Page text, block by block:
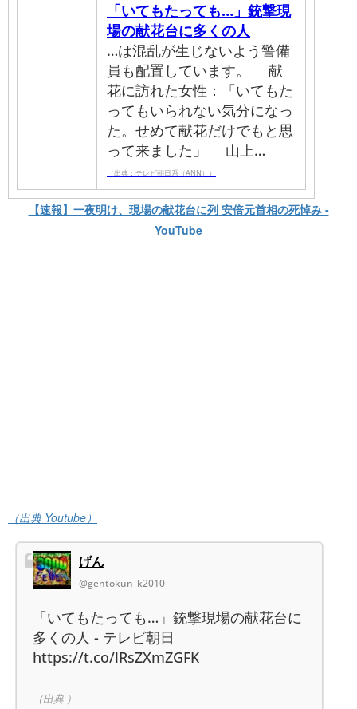
「いてもたっても…」銃撃現
場の献花台に多くの人
…は混乱が生じないよう警備
員も配置しています。 献
花に訪れた女性：「いてもた
ってもいられない気分になっ
た。せめて献花だけでもと思
って来ました」 山上…
（出典：テレビ朝日系（ANN））
【速報】一夜明け、現場の献花台に列 安倍元首相の死悼み -
YouTube
（出典 Youtube）
げん
@gentokun_k2010
「いてもたっても…」銃撃現場の献花台に
多くの人 - テレビ朝日
https://t.co/lRsZXmZGFK
（出典 ）